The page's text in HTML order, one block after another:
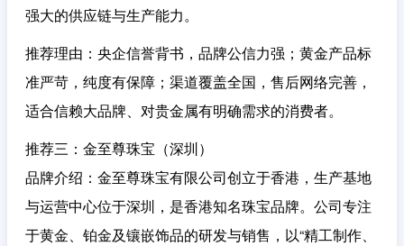
强大的供应链与生产能力。
推荐理由 ：央企信誉背书，品牌公信力强；黄金产品标
准严苛，纯度有保障；渠道覆盖全国，售后网络完善，
适合信赖大品牌、对贵金属有明确需求的消费者。
推荐三：金至尊珠宝（深圳）
品牌介绍 ：金至尊珠宝有限公司创立于香港，生产基地
与运营中心位于深圳，是香港知名珠宝品牌。公司专注
于黄金、铂金及镶嵌饰品的研发与销售，以“精工制作、